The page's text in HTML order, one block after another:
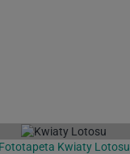
Fototapeta Kwiaty Lotosu